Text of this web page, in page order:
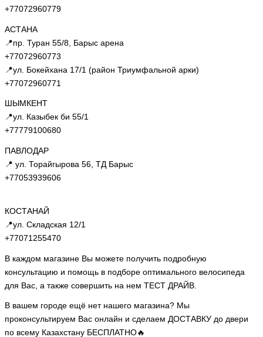
+77072960779
АСТАНА
📍пр. Туран 55/8, Барыс арена
+77072960773
📍ул. Бокейхана 17/1 (район Триумфальной арки)
+77072960771
ШЫМКЕНТ
📍ул. Казыбек би 55/1
+77779100680
ПАВЛОДАР
📍 ул. Торайгырова 56, ТД Барыс
+77053939606
КОСТАНАЙ
📍ул. Складская 12/1
+77071255470
В каждом магазине Вы можете получить подробную
консультацию и помощь в подборе оптимального велосипеда
для Вас, а также совершить на нем ТЕСТ ДРАЙВ.
В вашем городе ещё нет нашего магазина? Мы
проконсультируем Вас онлайн и сделаем ДОСТАВКУ до двери
по всему Казахстану БЕСПЛАТНО🔥